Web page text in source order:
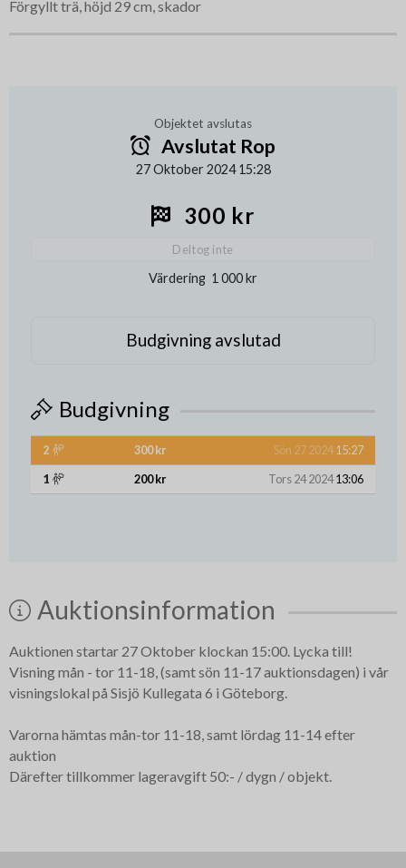
Förgyllt trä, höjd 29 cm, skador
Objektet avslutas
Avslutat Rop
27 Oktober 2024 15:28
300 kr
Deltog inte
Värdering 1 000 kr
Budgivning avslutad
Budgivning
2 300 kr Sön 27 202415:27
1
200 kr Tors 24 202413:06
Auktionsinformation
Auktionen startar 27 Oktober klockan 15:00. Lycka till!
Visning mån - tor 11-18, (samt sön 11-17 auktionsdagen) i vår
visningslokal på Sisjö Kullegata 6 i Göteborg.
Varorna hämtas mån-tor 11-18, samt lördag 11-14 efter
auktion
Därefter tillkommer lageravgift 50:- / dygn / objekt.